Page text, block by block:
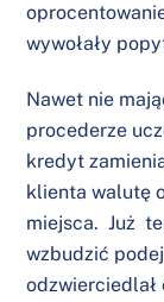
wywołały
Nawet nie
procederze
kredyt
klienta walutę
miejsca. Już
wzbudzić